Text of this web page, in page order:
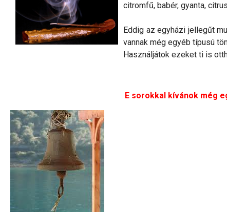
citromfű, babér, gyanta,
Eddig az egyházi jellegűt
vannak még egyéb típusú
Használjátok ezeket ti is
E sorokkal kívánok még